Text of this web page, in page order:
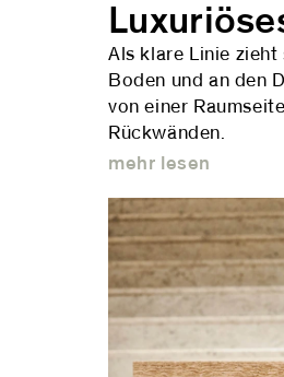
Als klare Linie
Boden und an den
von einer
Rückwänden.
mehr lesen